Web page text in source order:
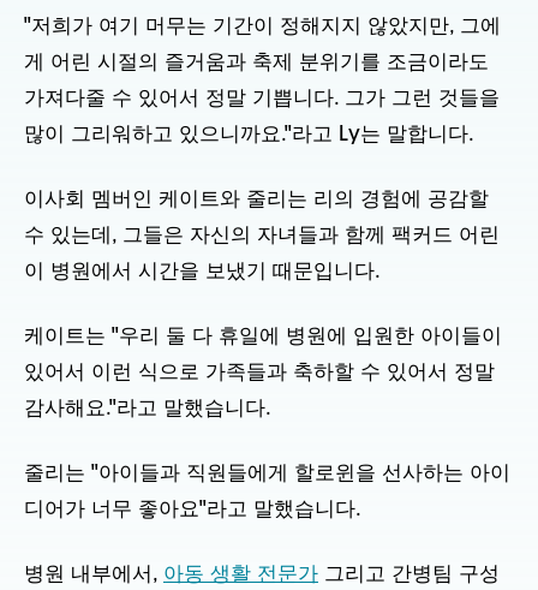
"저희가 여기 머무는 기간이 정해지지 않았지만, 그에
게 어린 시절의 즐거움과 축제 분위기를 조금이라도
가져다줄 수 있어서 정말 기쁩니다. 그가 그런 것들을
많이 그리워하고 있으니까요."라고 Ly는 말합니다.
이사회 멤버인 케이트와 줄리는 리의 경험에 공감할
수 있는데, 그들은 자신의 자녀들과 함께 팩커드 어린
이 병원에서 시간을 보냈기 때문입니다.
케이트는 "우리 둘 다 휴일에 병원에 입원한 아이들이
있어서 이런 식으로 가족들과 축하할 수 있어서 정말
감사해요."라고 말했습니다.
줄리는 "아이들과 직원들에게 할로윈을 선사하는 아이
디어가 너무 좋아요"라고 말했습니다.
병원 내부에서, 아동 생활 전문가 그리고 간병팀 구성